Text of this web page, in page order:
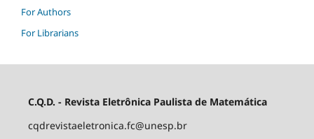
For Authors
For Librarians
C.Q.D. - Revista Eletrônica Paulista de Matemática
cqdrevistaeletronica.fc@unesp.br